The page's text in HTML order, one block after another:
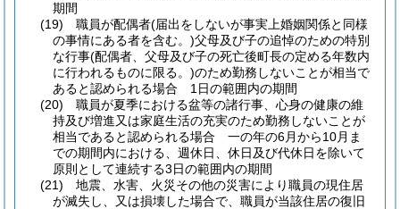
期間
(19)
職員が配偶者(届出をしないが事実上婚姻関係と同様
の事情にある者を含む。)父母及び子の追悼のための特別
な行事(配偶者、父母及び子の死亡後町長の定める年数内
に行われるものに限る。)のため勤務しないことが相当で
あると認められる場合 1日の範囲内の期間
(20)
職員が夏季における盆等の諸行事、心身の健康の維
持及び増進又は家庭生活の充実のため勤務しないことが
相当であると認められる場合 一の年の6月から10月ま
での期間内における、週休日、休日及び代休日を除いて
原則として連続する3日の範囲内の期間
(21)
地震、水害、火災その他の災害により職員の現住居
が滅失し、又は損壊した場合で、職員が当該住居の復旧